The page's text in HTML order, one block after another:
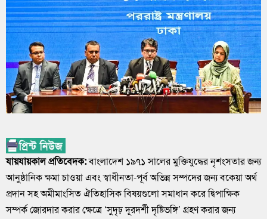
যায়যায়কাল প্রতিবেদক:বাংলাদেশ ১৯৭১ সালের মুক্তিযুদ্ধের নৃশংসতার জন্য
আনুষ্ঠানিক ক্ষমা চাওয়া এবং স্বাধীনতা-পূর্ব অভিন্ন সম্পদের জন্য বকেয়া অর্থ
প্রদান সহ অমীমাংসিত ঐতিহাসিক বিষয়গুলো সমাধান করে দ্বিপাক্ষিক
সম্পর্ক জোরদার করার ক্ষেত্রে ‘সুদৃঢ় দূরদর্শী দৃষ্টিভঙ্গি’ গ্রহণ করার জন্য